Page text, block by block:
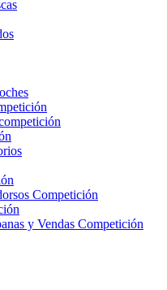
Competición
y Vendas Competición